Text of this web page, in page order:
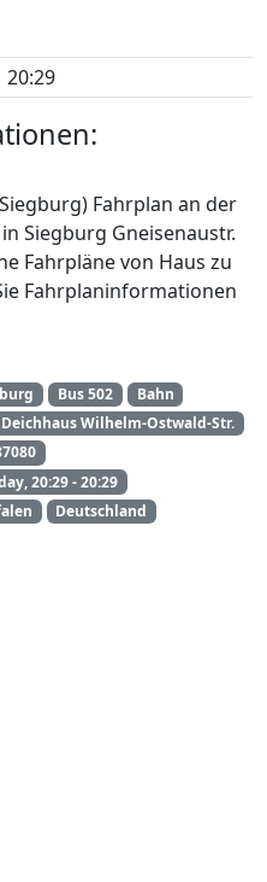
20:29
Fahrplan an der
Siegburg Gneisenaustr.
Fahrpläne von Haus zu
Fahrplaninformationen
Bus 502
Bahn
Deichhaus Wilhelm-Ostwald-Str.
20:29 - 20:29
Deutschland